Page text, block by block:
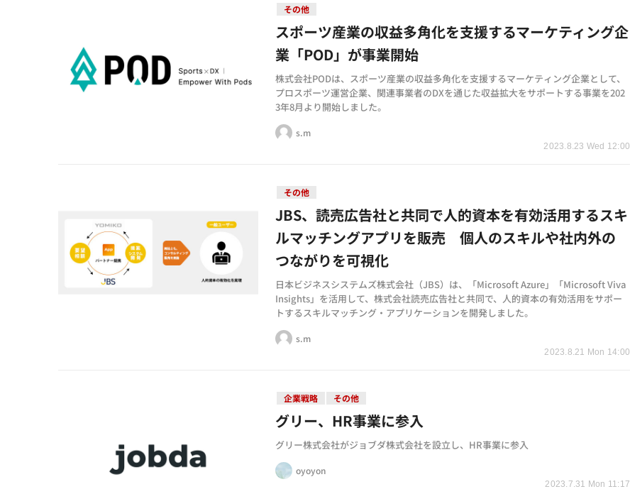
その他
2023.8.23 Wed 12:00
スポーツ産業の収益多角化を支援するマーケティング企
業「POD」が事業開始
株式会社PODは、スポーツ産業の収益多角化を支援するマーケティング企業として、
プロスポーツ運営企業、関連事業者のDXを通じた収益拡大をサポートする事業を202
3年8月より開始しました。
s.m
その他
2023.8.21 Mon 14:00
JBS、読売広告社と共同で人的資本を有効活用するスキ
ルマッチングアプリを販売 個人のスキルや社内外の
つながりを可視化
日本ビジネスシステムズ株式会社（JBS）は、「Microsoft Azure」「Microsoft Viva
Insights」を活用して、株式会社読売広告社と共同で、人的資本の有効活用をサポー
トするスキルマッチング・アプリケーションを開発しました。
s.m
企業戦略 その他
2023.7.31 Mon 11:17
グリー、HR事業に参入
グリー株式会社がジョブダ株式会社を設立し、HR事業に参入
oyoyon